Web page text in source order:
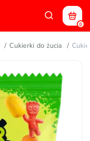
0
Cukierki do żucia